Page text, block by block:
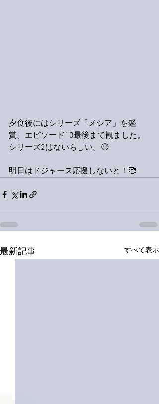
夕食後にはシリーズ「メシア」を鑑
賞。エピソード10最後まで観ました。
シリーズ2はないらしい。😓
明日はドジャース応援しないと！🥰
最新記事 すべて表示